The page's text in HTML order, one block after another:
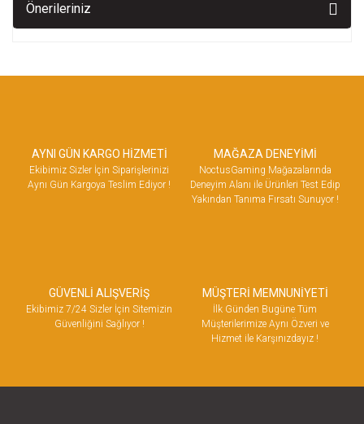
Önerileriniz
AYNI GÜN KARGO HİZMETİ
Ekibimiz Sizler İçin Siparişlerinizi
Aynı Gün Kargoya Teslim Ediyor !
MAĞAZA DENEYİMİ
NoctusGaming Mağazalarında
Deneyim Alanı ile Ürünleri Test Edip
Yakından Tanıma Fırsatı Sunuyor !
GÜVENLİ ALIŞVERİŞ
Ekibimiz 7/24 Sizler İçin Sitemizin
Güvenliğini Sağlıyor !
MÜŞTERİ MEMNUNİYETİ
İlk Günden Bugüne Tüm
Müşterilerimize Aynı Özveri ve
Hizmet ile Karşınızdayız !